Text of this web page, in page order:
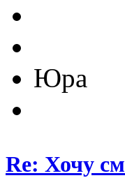
Юра
Re: Хочу